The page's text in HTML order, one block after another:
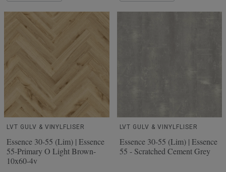
LVT GULV & VINYLFLISER
Essence 30-55 (Lim) | Essence
55-Primary O Light Brown-
10x60-4v
LVT GULV & VINYLFLISER
Essence 30-55 (Lim) | Essence
55 - Scratched Cement Grey